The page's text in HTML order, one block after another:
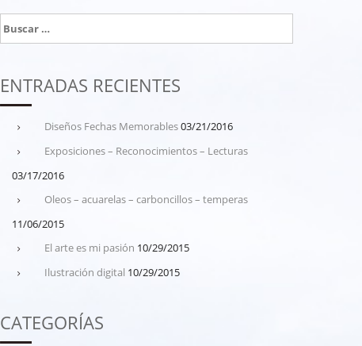
Buscar:
ENTRADAS RECIENTES
Diseños Fechas Memorables03/21/2016
Exposiciones – Reconocimientos – Lecturas
03/17/2016
Oleos – acuarelas – carboncillos – temperas
11/06/2015
El arte es mi pasión 10/29/2015
Ilustración digital 10/29/2015
CATEGORÍAS